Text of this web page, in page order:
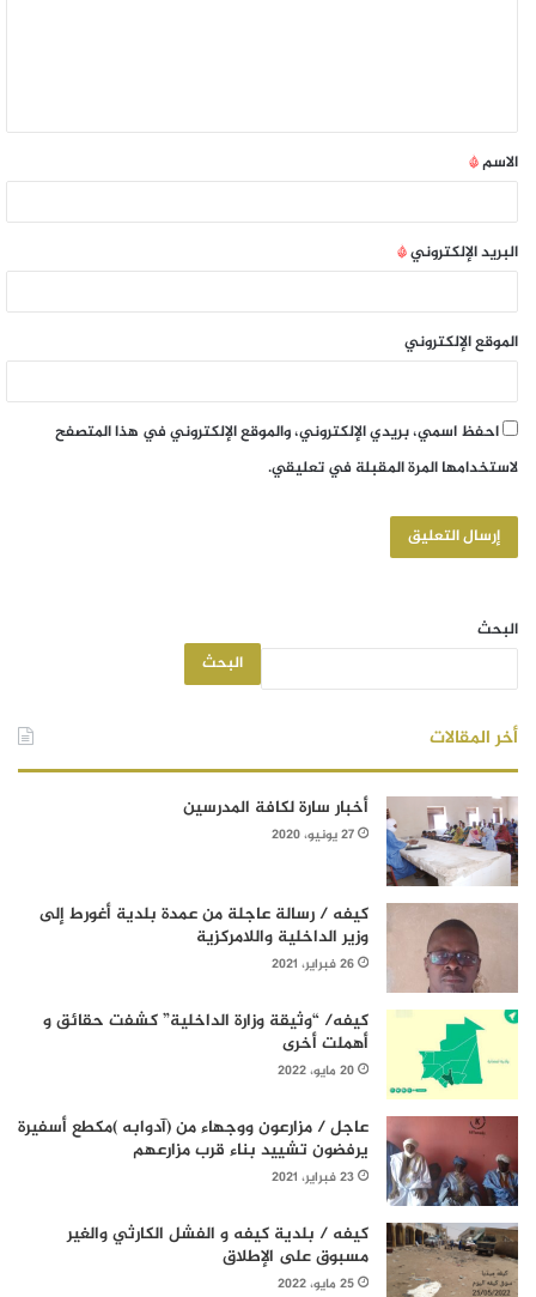
الاسم*
البريد الإلكتروني*
الموقع الإلكتروني
احفظ اسمي، بريدي الإلكتروني، والموقع الإلكتروني في هذا المتصفح
لاستخدامها المرة المقبلة في تعليقي.
البحث
البحث
أخر المقالات
أخبار سارة لكافة المدرسين
27 يونيو، 2020
كيفه / رسالة عاجلة من عمدة بلدية أغورط إلى
وزير الداخلية واللامركزية
26 فبراير، 2021
كيفه/ “وثيقة وزارة الداخلية” كشفت حقائق و
أهملت أخرى
20 مايو، 2022
عاجل / مزارعون ووجهاء من (آدوابه )مكطع أسفيرة
يرفضون تشييد بناء قرب مزارعهم
23 فبراير، 2021
كيفه / بلدية كيفه و الفشل الكارثي والغير
مسبوق على الإطلاق
25 مايو، 2022